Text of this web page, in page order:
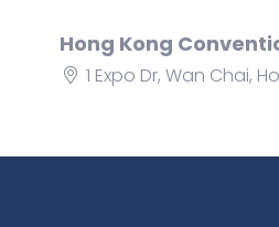
Hong Kong
1 Expo Dr, Wan Chai,